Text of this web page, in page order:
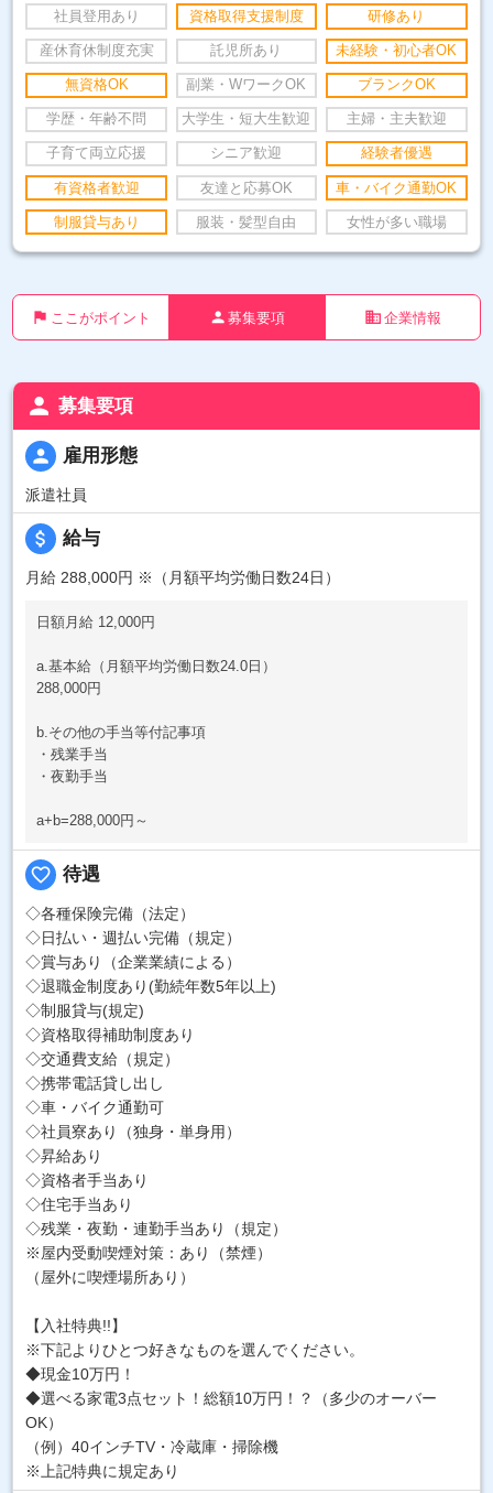
社員登用あり 資格取得支援制度 研修あり
産休育休制度充実 託児所あり 未経験・初心者OK
無資格OK 副業・WワークOK ブランクOK
学歴・年齢不問 大学生・短大生歓迎 主婦・主夫歓迎
子育て両立応援 シニア歓迎 経験者優遇
有資格者歓迎 友達と応募OK 車・バイク通勤OK
制服貸与あり 服装・髪型自由 女性が多い職場
flag ここがポイント person 募集要項 business 企業情報
person 募集要項
person 雇用形態
派遣社員
attach_money 給与
月給 288,000円 ※（月額平均労働日数24日）
日額月給 12,000円
a.基本給（月額平均労働日数24.0日）
288,000円
b.その他の手当等付記事項
・残業手当
・夜勤手当
a+b=288,000円～
favorite_border 待遇
◇各種保険完備（法定）
◇日払い・週払い完備（規定）
◇賞与あり（企業業績による）
◇退職金制度あり(勤続年数5年以上)
◇制服貸与(規定)
◇資格取得補助制度あり
◇交通費支給（規定）
◇携帯電話貸し出し
◇車・バイク通勤可
◇社員寮あり（独身・単身用）
◇昇給あり
◇資格者手当あり
◇住宅手当あり
◇残業・夜勤・連勤手当あり（規定）
※屋内受動喫煙対策：あり（禁煙）
（屋外に喫煙場所あり）
【入社特典!!】
※下記よりひとつ好きなものを選んでください。
◆現金10万円！
◆選べる家電3点セット！総額10万円！？（多少のオーバー
OK）
（例）40インチTV・冷蔵庫・掃除機
※上記特典に規定あり